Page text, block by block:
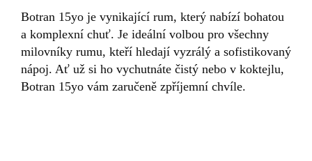
Botran 15yo je vynikající rum, který nabízí bohatou
a komplexní chuť. Je ideální volbou pro všechny
milovníky rumu, kteří hledají vyzrálý a sofistikovaný
nápoj. Ať už si ho vychutnáte čistý nebo v koktejlu,
Botran 15yo vám zaručeně zpříjemní chvíle.